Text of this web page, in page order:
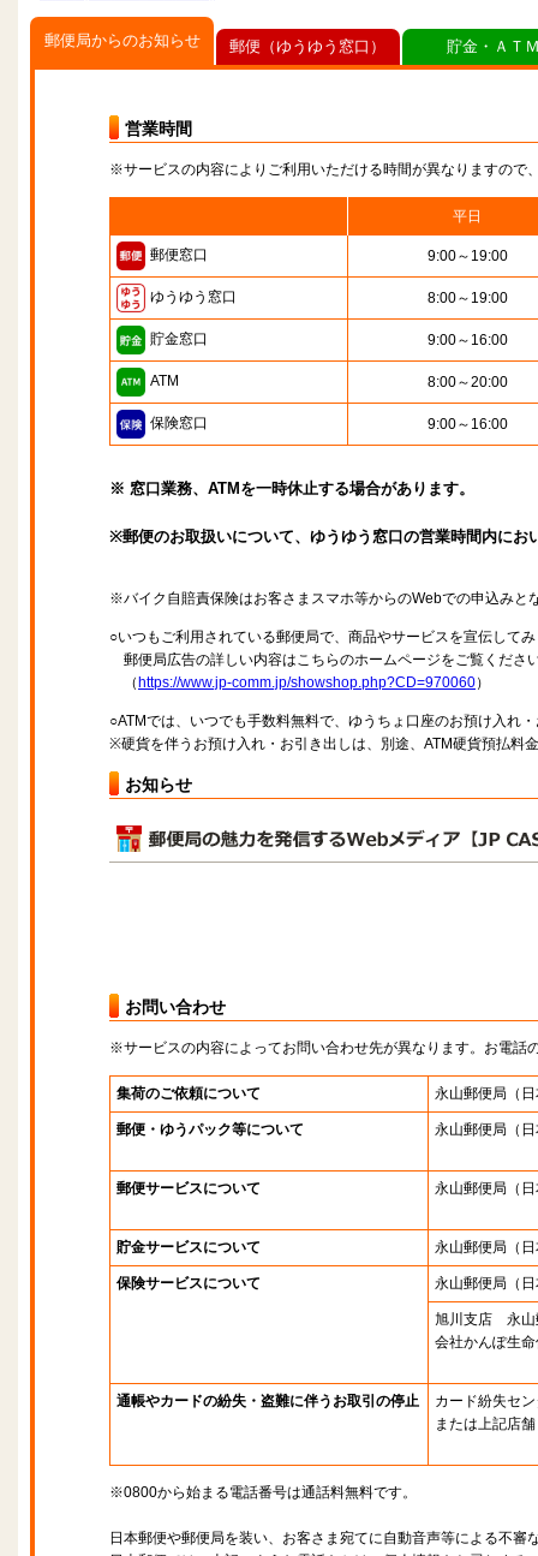
郵便局からのお知らせ
営業時間
※サービスの内容によりご利用いただける時間が異なりますので
平日
郵便窓口 9:00～19:00
ゆうゆう窓口 8:00～19:00
貯金窓口 9:00～16:00
ATM 8:00～20:00
保険窓口 9:00～16:00
※ 窓口業務、ATMを一時休止する場合があります。
※郵便のお取扱いについて、ゆうゆう窓口の営業時間内に
※バイク自賠責保険はお客さまスマホ等からのWebでの申込みと
○いつもご利用されている郵便局で、商品やサービスを宣伝して
郵便局広告の詳しい内容はこちらのホームページをご覧くださ
（ https://www.jp-comm.jp/showshop.php?CD=970060）
○ATMでは、いつでも手数料無料で、ゆうちょ口座のお預け入れ
※硬貨を伴うお預け入れ・お引き出しは、別途、ATM硬貨預払料
お知らせ
お問い合わせ
※サービスの内容によってお問い合わせ先が異なります。お電話
集荷のご依頼について 永山郵便局 （
郵便・ゆうパック等について 永山郵便局 （
郵便サービスについて 永山郵便局 （
貯金サービスについて 永山郵便局 （
保険サービスについて 永山郵便局 （
旭川支店 永山
会社かんぽ生
通帳やカードの紛失・盗難に伴うお取引の停止
カード紛失セ
または上記店舗
※0800から始まる電話番号は通話料無料です。
日本郵便や郵便局を装い、お客さま宛てに自動音声等による不審
郵便（ゆうゆう窓口） 貯金・ＡＴ